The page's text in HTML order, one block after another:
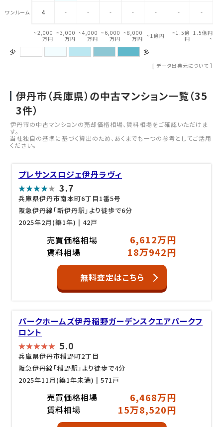
ワンルーム 4 - - - - - - -
~2,000
万円
~3,000
万円
~4,000
万円
~6,000
万円
~8,000
万円 ~1億円
~1.5億
円
1.5億円
~
少 多
[ データ出典元について ］
伊丹市（兵庫県）の中古マンション一覧（35
3件）
伊丹市の中古マンションの売却価格相場、賃料相場をご確認いただけま
す。
当社独自の基準に基づく算出のため、あくまでも一つの参考としてご活用
ください。
プレサンスロジェ伊丹ラヴィ
3.7
兵庫県伊丹市南本町6丁目1番5号
阪急伊丹線「新伊丹駅」より徒歩で6分
2025年2月(築1年) | 42戸
売買価格相場 6,612万円
賃料相場 18万942円
無料査定はこちら
パークホームズ伊丹稲野ガーデンスクエアパークフ
ロント
5.0
兵庫県伊丹市稲野町2丁目
阪急伊丹線「稲野駅」より徒歩で4分
2025年11月(築1年未満) | 571戸
売買価格相場 6,468万円
賃料相場 15万8,520円